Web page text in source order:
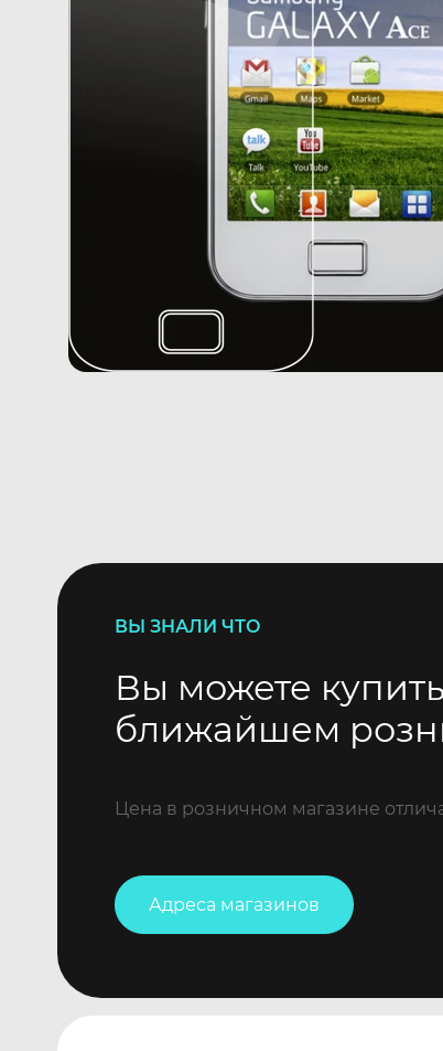
ВЫ ЗНАЛИ ЧТО
Вы можете
ближайшем
Цена в розничном магазине
Адреса магазинов